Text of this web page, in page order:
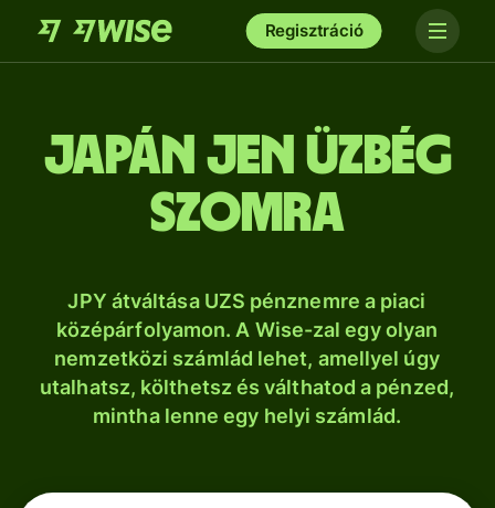
Regisztráció
japán jen üzbég
szomra
JPY átváltása UZS pénznemre a piaci
középárfolyamon. A Wise-zal egy olyan
nemzetközi számlád lehet, amellyel úgy
utalhatsz, költhetsz és válthatod a pénzed,
mintha lenne egy helyi számlád.